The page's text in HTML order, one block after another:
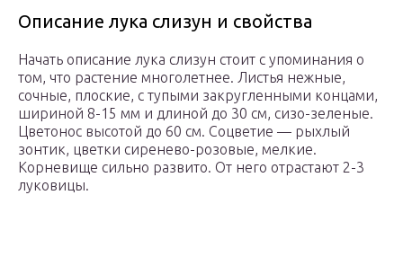
Описание лука слизун и свойства
Начать описание лука слизун стоит с упоминания о
том, что растение многолетнее. Листья нежные,
сочные, плоские, с тупыми закругленными концами,
шириной 8-15 мм и длиной до 30 см, сизо-зеленые.
Цветонос высотой до 60 см. Соцветие — рыхлый
зонтик, цветки сиренево-розовые, мелкие.
Корневище сильно развито. От него отрастают 2-3
луковицы.